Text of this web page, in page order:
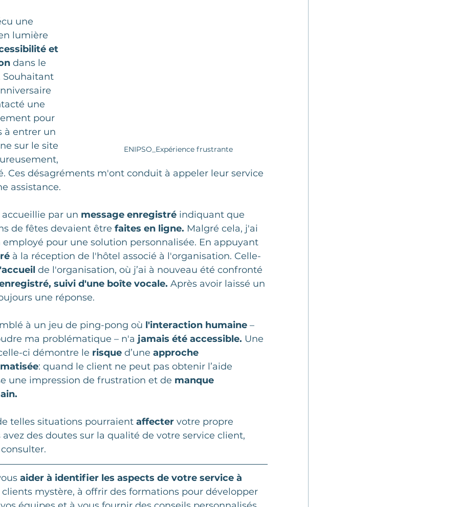
Étude de cas
conseil
Culture client
ENIPSO_Expérience frustrante
une
lumière
et
dans le
Souhaitant
une
pour
à entrer un
sur le site
Ces désagréments m'ont conduit à appeler leur service
assistance.
accueillie par un message enregistré indiquant que
de fêtes devaient être faites en ligne. Malgré cela, j'ai
pour une solution personnalisée. En appuyant
à la réception de l'hôtel associé à l'organisation. Celle-
de l'organisation, où j’ai à nouveau été confronté
suivi d'une boîte vocale. Après avoir laissé un
une réponse.
à un jeu de ping-pong où l'interaction humaine –
ma problématique – n'a jamais été accessible. Une
ci démontre le risque d’une approche
: quand le client ne peut pas obtenir l’aide
une impression de frustration et de manque
telles situations pourraient affecter votre propre
des doutes sur la qualité de votre service client,
aider à identifier les aspects de votre service à
mystère, à offrir des formations pour développer